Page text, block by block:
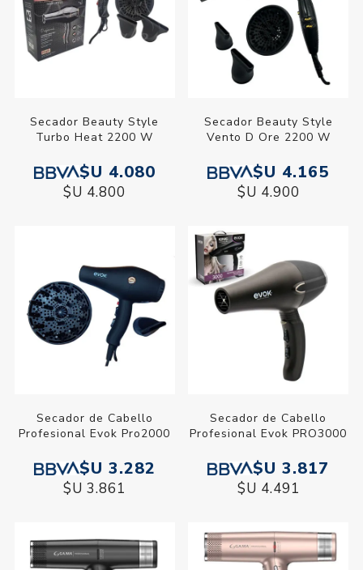
Secador Beauty Style
Turbo Heat 2200 W
$U 4.080
$U 4.800
Secador Beauty Style
Vento D Ore 2200 W
$U 4.165
$U 4.900
Secador de Cabello
Profesional Evok Pro2000
$U 3.282
$U 3.861
Secador de Cabello
Profesional Evok PRO3000
$U 3.817
$U 4.491